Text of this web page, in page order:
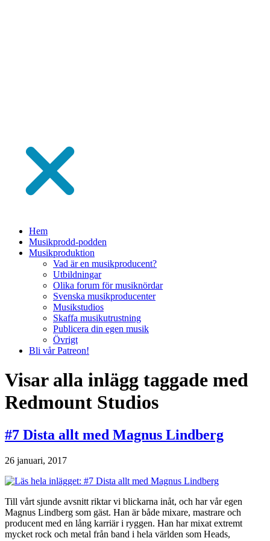
Hem
Musikprodd-podden
Musikproduktion
Vad är en musikproducent?
Utbildningar
Olika forum för musiknördar
Svenska musikproducenter
Musikstudios
Skaffa musikutrustning
Publicera din egen musik
Övrigt
Bli vår Patreon!
Visar alla inlägg taggade med
Redmount Studios
#7 Dista allt med Magnus Lindberg
26 januari, 2017
Till vårt sjunde avsnitt riktar vi blickarna inåt, och har vår egen
Magnus Lindberg som gäst. Han är både mixare, mastrare och
producent med en lång karriär i ryggen. Han har mixat extremt
mycket rock och metal från band i hela världen som Heads,